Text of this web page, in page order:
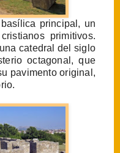
principal, un
primitivos.
catedral del siglo
octagonal, que
pavimento original,